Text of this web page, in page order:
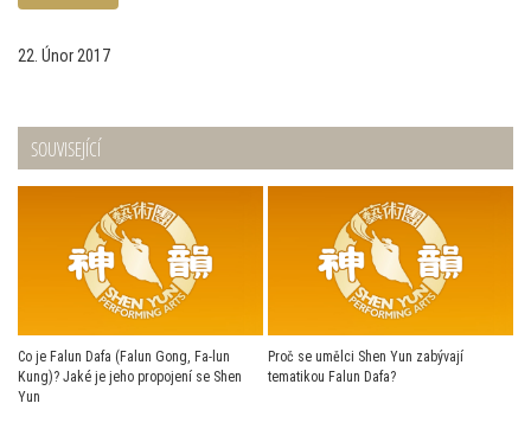
22. Únor 2017
SOUVISEJÍCÍ
Co je Falun Dafa (Falun Gong, Fa-lun
Kung)? Jaké je jeho propojení se Shen
Yun
Proč se umělci Shen Yun zabývají
tematikou Falun Dafa?